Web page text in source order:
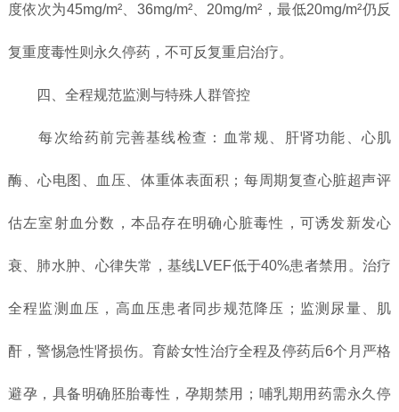
度依次为45mg/m²、36mg/m²、20mg/m²，最低20mg/m²仍反
复重度毒性则永久停药，不可反复重启治疗。
四、全程规范监测与特殊人群管控
每次给药前完善基线检查：血常规、肝肾功能、心肌
酶、心电图、血压、体重体表面积；每周期复查心脏超声评
估左室射血分数，本品存在明确心脏毒性，可诱发新发心
衰、肺水肿、心律失常，基线LVEF低于40%患者禁用。治疗
全程监测血压，高血压患者同步规范降压；监测尿量、肌
酐，警惕急性肾损伤。育龄女性治疗全程及停药后6个月严格
避孕，具备明确胚胎毒性，孕期禁用；哺乳期用药需永久停